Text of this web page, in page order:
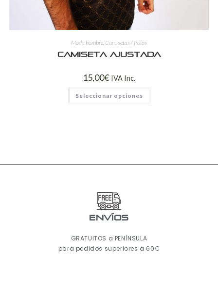
Moda hombre, Camisetas / Polos
Camiseta ajustada
15,00€ IVA Inc.
Seleccionar opciones
ENVÍOS
GRATUITOS a PENÍNSULA
para pedidos superiores a 60€